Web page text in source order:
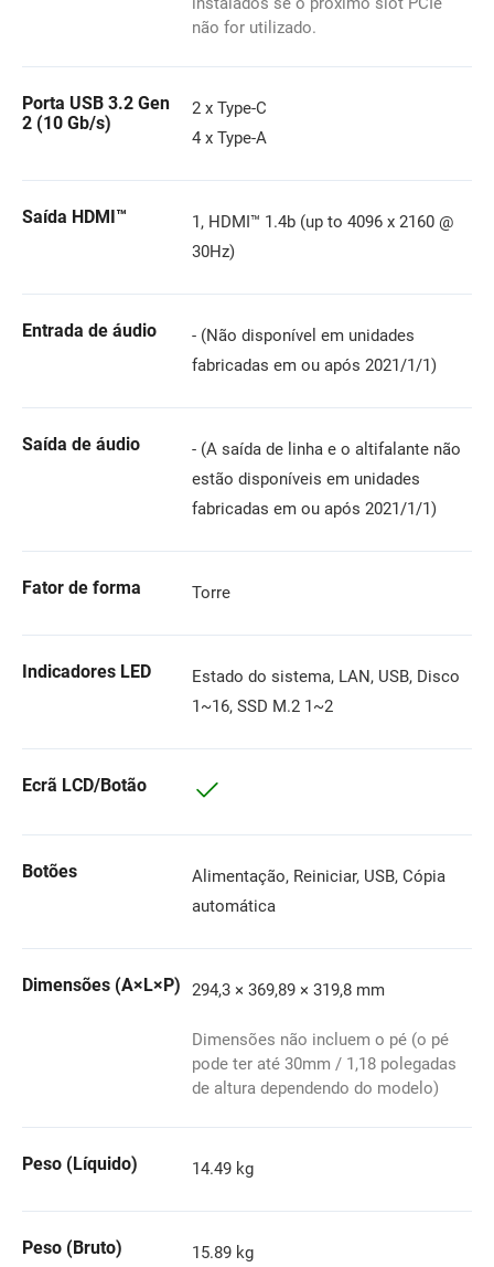
não for utilizado.
Porta USB 3.2 Gen
2 (10 Gb/s)
2 x Type-C
4 x Type-A
Saída HDMI™
1, HDMI™ 1.4b (up to 4096 x 2160 @
30Hz)
Entrada de áudio
- (Não disponível em unidades
fabricadas em ou após 2021/1/1)
Saída de áudio
- (A saída de linha e o altifalante não
estão disponíveis em unidades
fabricadas em ou após 2021/1/1)
Fator de forma Torre
Indicadores LED
Estado do sistema, LAN, USB, Disco
1~16, SSD M.2 1~2
Ecrã LCD/Botão
Botões
Alimentação, Reiniciar, USB, Cópia
automática
Dimensões (A×L×P) 294,3 × 369,89 × 319,8 mm
Dimensões não incluem o pé (o pé
pode ter até 30mm / 1,18 polegadas
de altura dependendo do modelo)
Peso (Líquido) 14.49 kg
Peso (Bruto) 15.89 kg